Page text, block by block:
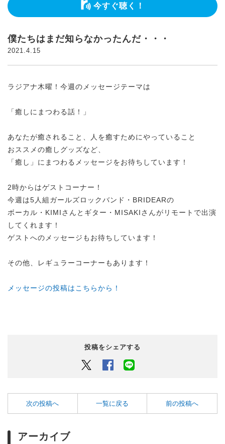
今すぐ聴く！
僕たちはまだ知らなかったんだ・・・
2021.4.15
ラジアナ木曜！今週のメッセージテーマは
「癒しにまつわる話！」
あなたが癒されること、人を癒すためにやっていること
おススメの癒しグッズなど、
「癒し」にまつわるメッセージをお待ちしています！
2時からはゲストコーナー！
今週は5人組ガールズロックバンド・BRIDEARの
ボーカル・KIMIさんとギター・MISAKIさんがリモートで出演
してくれます！
ゲストへのメッセージもお待ちしています！
その他、レギュラーコーナーもあります！
メッセージの投稿はこちらから！
投稿をシェアする
Twitter Facebook
次の投稿へ 一覧に戻る 前の投稿へ
アーカイブ